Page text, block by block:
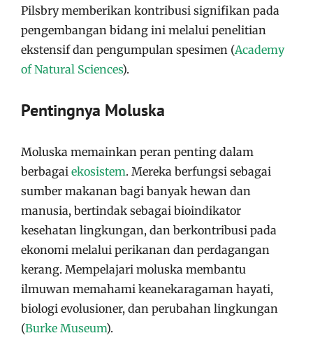
Pilsbry memberikan kontribusi signifikan pada
pengembangan bidang ini melalui penelitian
ekstensif dan pengumpulan spesimen​ (Academy
of Natural Sciences)​.
Pentingnya Moluska
Moluska memainkan peran penting dalam
berbagai ekosistem. Mereka berfungsi sebagai
sumber makanan bagi banyak hewan dan
manusia, bertindak sebagai bioindikator
kesehatan lingkungan, dan berkontribusi pada
ekonomi melalui perikanan dan perdagangan
kerang. Mempelajari moluska membantu
ilmuwan memahami keanekaragaman hayati,
biologi evolusioner, dan perubahan lingkungan​
(Burke Museum)​.